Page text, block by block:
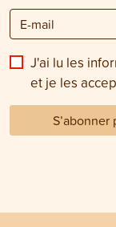
J'ai lu les
et je les